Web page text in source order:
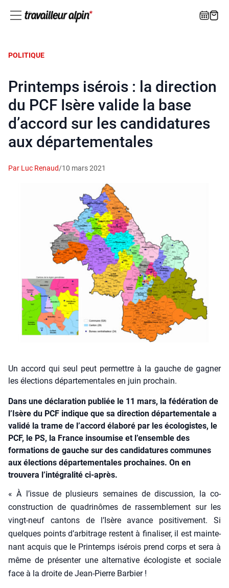
POLITIQUE
Printemps isérois : la direction
du PCF Isère valide la base
d’accord sur les candidatures
aux départementales
Par Luc Renaud/10 mars 2021
Un accord qui seul peut permettre à la gauche de gagner
les élections départementales en juin prochain.
Dans une déclaration publiée le 11 mars, la fédération de
l’Isère du PCF indique que sa direction départementale a
validé la trame de l’accord élaboré par les écologistes, le
PCF, le PS, la France insoumise et l’ensemble des
formations de gauche sur des candidatures communes
aux élections départementales prochaines. On en
trouvera l’intégralité ci-après.
« À l’issue de plu­sieurs semaines de dis­cus­sion, la co-
construc­tion de qua­dri­nômes de ras­sem­ble­ment sur les
vingt-neuf can­tons de l’Isère avance posi­ti­ve­ment. Si
quelques points d’arbitrage res­tent à fina­li­ser, il est main­te­
nant acquis que le Prin­temps isé­rois prend corps et sera à
même de pré­sen­ter une alter­na­tive éco­lo­giste et sociale
face à la droite de Jean-Pierre Bar­bier !